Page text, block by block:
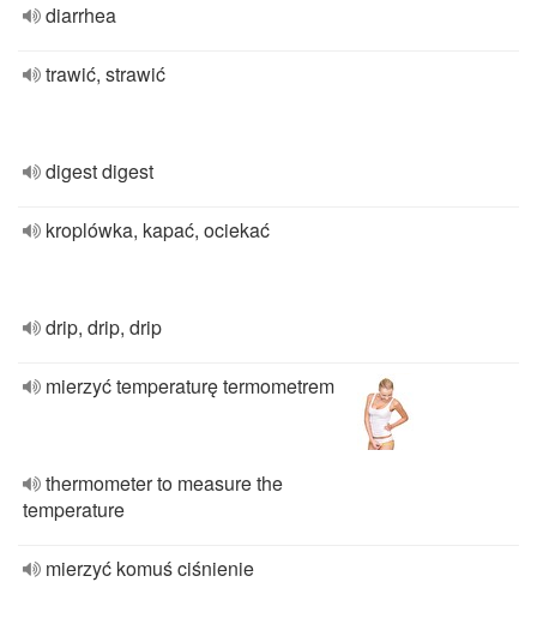
diarrhea
trawić, strawić
digest digest
kroplówka, kapać, ociekać
drip, drip, drip
mierzyć temperaturę termometrem
thermometer to measure the
temperature
mierzyć komuś ciśnienie